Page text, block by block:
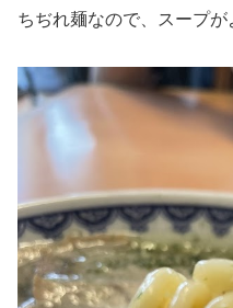
ちぢれ麺なので、スープが